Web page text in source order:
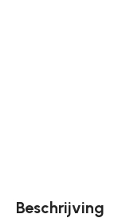
Beschrijving